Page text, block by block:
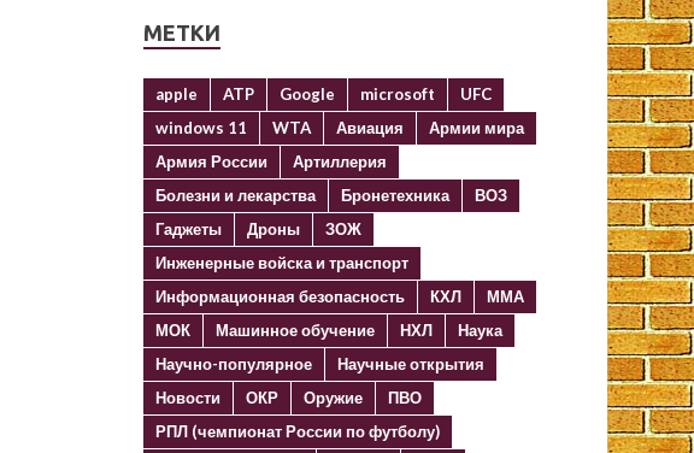
МЕТКИ
apple ATP Google microsoft
UFC
windows 11
WTA Авиация
Армии мира
Армия России
Артиллерия
Болезни и лекарства
Бронетехника
ВОЗ
Гаджеты
Дроны
ЗОЖ
Инженерные войска и транспорт
Информационная безопасность
КХЛ
ММА
МОК
Машинное обучение НХЛ
Наука
Научно-популярное
Научные открытия
Новости
ОКР Оружие
ПВО
РПЛ (чемпионат России по футболу)